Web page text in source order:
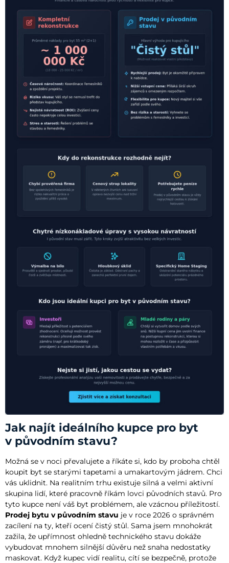
Jak najít ideálního kupce pro byt
v původním stavu?
Možná se v noci převalujete a říkáte si, kdo by proboha chtěl
koupit byt se starými tapetami a umakartovým jádrem. Chci
vás uklidnit. Na realitním trhu existuje silná a velmi aktivní
skupina lidí, které pracovně říkám lovci původních stavů. Pro
tyto kupce není váš byt problémem, ale vzácnou příležitostí.
Prodej bytu v původním stavu je v roce 2026 o správném
zacílení na ty, kteří ocení čistý stůl. Sama jsem mnohokrát
zažila, že upřímnost ohledně technického stavu dokáže
vybudovat mnohem silnější důvěru než snaha nedostatky
maskovat. Když kupec vidí realitu, cítí se bezpečně, protože